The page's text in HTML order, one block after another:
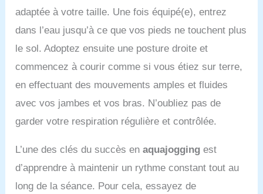
adaptée à votre taille. Une fois équipé(e), entrez
dans l’eau jusqu’à ce que vos pieds ne touchent plus
le sol. Adoptez ensuite une posture droite et
commencez à courir comme si vous étiez sur terre,
en effectuant des mouvements amples et fluides
avec vos jambes et vos bras. N’oubliez pas de
garder votre respiration régulière et contrôlée.
L’une des clés du succès enaquajogging est
d’apprendre à maintenir un rythme constant tout au
long de la séance. Pour cela, essayez de